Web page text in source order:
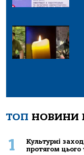
ТОП НОВИНИ
1
Культурні
протягом